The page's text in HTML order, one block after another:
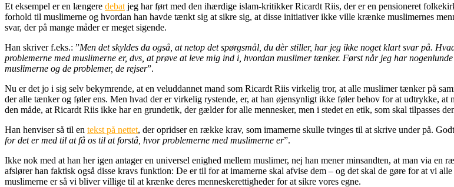
Et eksempel er en længere debat jeg har ført med den ihærdige islam-kritikker Ricardt Riis, der er en pensioneret
forhold til muslimerne og hvordan han havde tænkt sig at sikre sig, at disse initiativer ikke ville krænke muslimernes
svar, der på mange måder er meget sigende.
Han skriver f.eks.: ”Men det skyldes da også, at netop det spørgsmål, du dèr stiller, har jeg ikke noget klart svar på.
problemerne med muslimerne er, dvs, at prøve at leve mig ind i, hvordan muslimer tænker. Først når jeg har
muslimerne og de problemer, de rejser”.
Nu er det jo i sig selv bekymrende, at en veluddannet mand som Ricardt Riis virkelig tror, at alle muslimer tænker på
der alle tænker og føler ens. Men hvad der er virkelig rystende, er, at han øjensynligt ikke føler behov for at udtrykke, at
den måde, at Ricardt Riis ikke har en grundetik, der gælder for alle mennesker, men i stedet en etik, som skal tilpasses
Han henviser så til en tekst på nettet, der opridser en række krav, som imamerne skulle tvinges til at skrive under på.
for det er med til at få os til at forstå, hvor problemerne med muslimerne er”.
Ikke nok med at han her igen antager en universel enighed mellem muslimer, nej han mener minsandten, at man via
afslører han faktisk også disse kravs funktion: De er til for at imamerne skal afvise dem – og det skal de gøre for at vi
muslimerne er så vi bliver villige til at krænke deres menneskerettigheder for at sikre vores egne.